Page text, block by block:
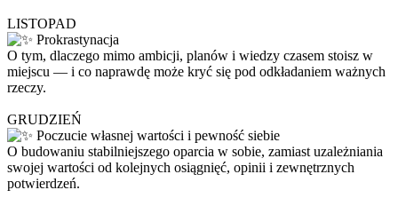
LISTOPAD
Prokrastynacja
O tym, dlaczego mimo ambicji, planów i wiedzy czasem stoisz w
miejscu — i co naprawdę może kryć się pod odkładaniem ważnych
rzeczy.
GRUDZIEŃ
Poczucie własnej wartości i pewność siebie
O budowaniu stabilniejszego oparcia w sobie, zamiast uzależniania
swojej wartości od kolejnych osiągnięć, opinii i zewnętrznych
potwierdzeń.